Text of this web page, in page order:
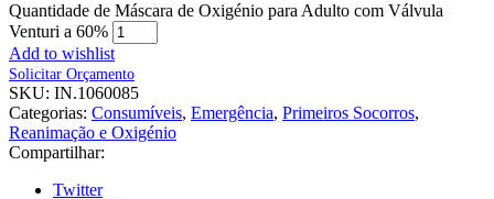
Quantidade de Máscara de Oxigénio para Adulto com Válvula
Venturi a 60%
Add to wishlist
Solicitar Orçamento
SKU: IN.1060085
Categorias: Consumíveis, Emergência, Primeiros Socorros,
Reanimação e Oxigénio
Compartilhar:
Twitter